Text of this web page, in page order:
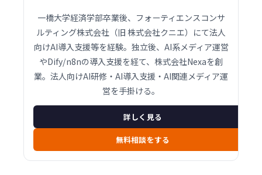
一橋大学経済学部卒業後、フォーティエンスコンサ
ルティング株式会社（旧 株式会社クニエ）にて法人
向けAI導入支援等を経験。独立後、AI系メディア運営
やDify/n8nの導入支援を経て、株式会社Nexaを創
業。法人向けAI研修・AI導入支援・AI関連メディア運
営を手掛ける。
詳しく見る
無料相談をする